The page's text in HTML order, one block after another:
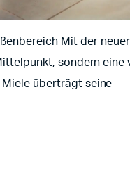
Mit der
sondern
überträgt seine